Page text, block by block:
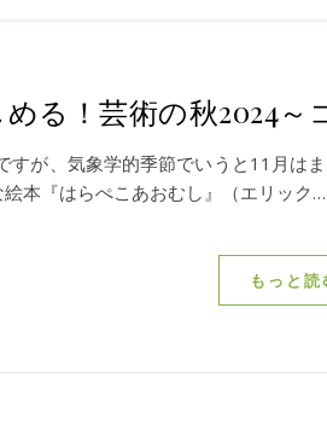
める！芸術の秋2024
が、気象学的季節でいうと11月は
本『はらぺこあおむし』（エリック…
もっと読